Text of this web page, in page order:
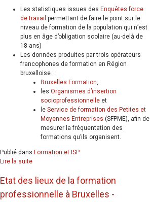
Les statistiques issues des Enquêtes force
de travail permettant de faire le point sur le
niveau de formation de la population qui n’est
plus en âge d’obligation scolaire (au-delà de
18 ans)
Les données produites par trois opérateurs
francophones de formation en Région
bruxelloise :
Bruxelles Formation,
les Organismes d’insertion
socioprofessionnelle et
le Service de formation des Petites et
Moyennes Entreprises (SFPME), afin de
mesurer la fréquentation des
formations qu’ils organisent.
Publié dans Formation et ISP
Lire la suite
Etat des lieux de la formation
professionnelle à Bruxelles -